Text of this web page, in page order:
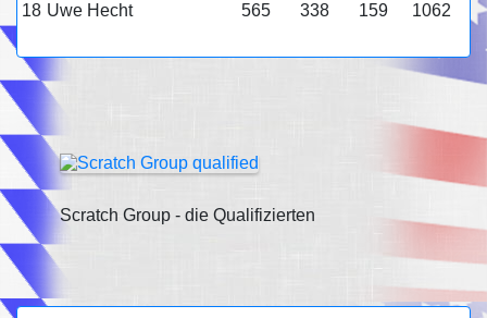
18 Uwe Hecht 565 338 159 1062
Scratch Group - die Qualifizierten